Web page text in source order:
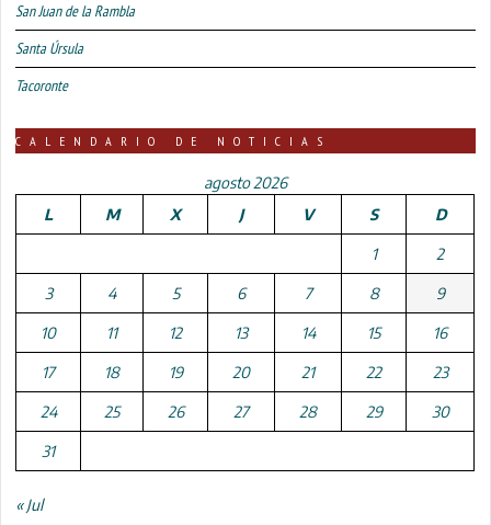
San Juan de la Rambla
Santa Úrsula
Tacoronte
CALENDARIO DE NOTICIAS
agosto 2026
L
M X J V S D
1 2
3 4 5 6 7 8 9
10 11 12 13 14 15 16
17 18 19 20 21 22 23
24 25 26 27 28 29 30
31
« Jul